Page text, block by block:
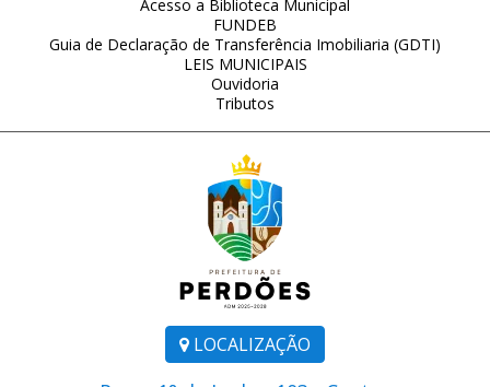
LOCALIZAÇÃO
Acesso a Biblioteca Municipal
FUNDEB
Guia de Declaração de Transferência Imobiliaria (GDTI)
LEIS MUNICIPAIS
Ouvidoria
Tributos